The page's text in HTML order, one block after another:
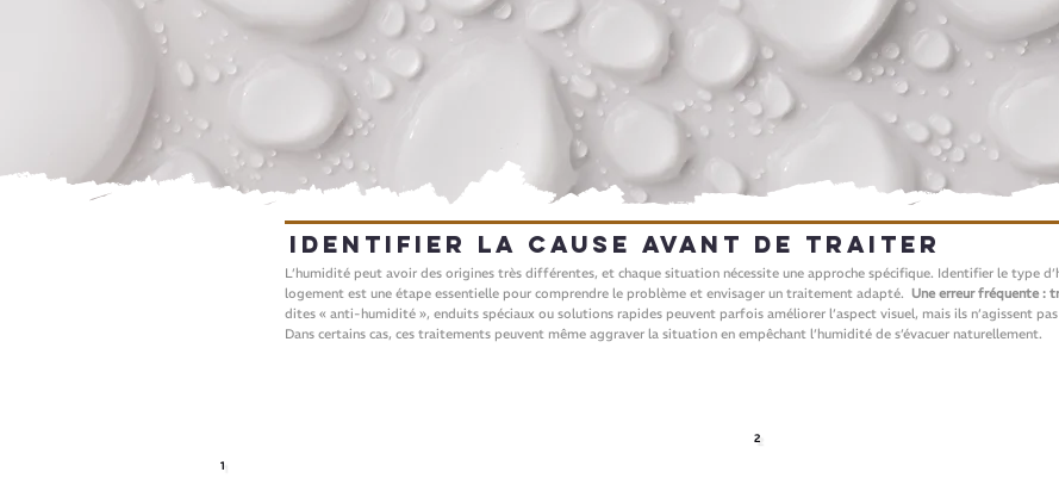
Identifier la cause avant de traiter
L’humidité peut avoir des origines très différentes, et chaque situation nécessite une approche spécifique. Identifier le type
logement est une étape essentielle pour comprendre le problème et envisager un traitement adapté. Une erreur fréquente :
dites « anti-humidité », enduits spéciaux ou solutions rapides peuvent parfois améliorer l’aspect visuel, mais ils n’agissent pas
Dans certains cas, ces traitements peuvent même aggraver la situation en empêchant l’humidité de s’évacuer naturellement.
1
2